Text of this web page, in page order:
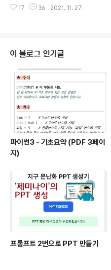
종의 벌금(?)같은 건데요. 이 때 아무리 콘
대해 점진적인 개발 과정 설명을 드리도록
참조하세요. → https://
클래스를 분리하자! 일반적으로 하나의 클
파일에 기능을 넣고 파일명도 동일한 이
습니다. 그 후에 메인 기능에서 갖다 쓰는
좋은데요. 철칙은 아니지만, 이런 규칙성..
17 36 2021. 11. 27.
이 블로그 인기글
파이썬3 - 기초요약 (PDF 3페이
지)
프롬프트 2번으로 PPT 만들기